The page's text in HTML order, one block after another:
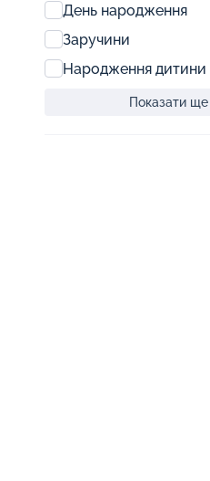
День народження
Заручини
Народження дитини
Показати ще